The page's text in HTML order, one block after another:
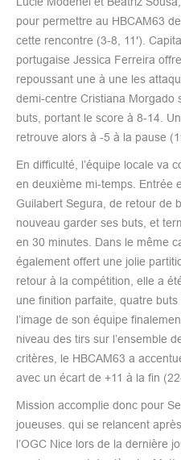
pour permettre au HBCAM63
cette rencontre (3-8, 11′).
portugaise Jessica Ferreira
repoussant une à une les
demi-centre Cristiana Morgado
buts, portant le score à 8-14.
retrouve alors à -5 à la pause
En difficulté, l’équipe locale va
en deuxième mi-temps. Entrée
Guilabert Segura, de retour de
nouveau garder ses buts, et
en 30 minutes. Dans le même
également offert une jolie
retour à la compétition, elle a
une finition parfaite, quatre
l’image de son équipe
niveau des tirs sur l’ensemble
critères, le HBCAM63 a
avec un écart de +11 à la fin
Mission accomplie donc pour
joueuses. qui se relancent
l’OGC Nice lors de la dernière